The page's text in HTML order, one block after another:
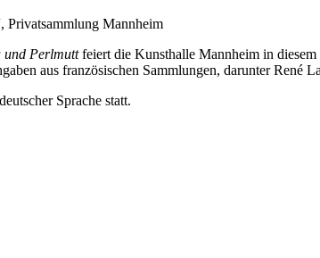
Privatsammlung Mannheim
und Perlmuttfeiert die Kunsthalle Mannheim in diesem
aus französischen Sammlungen, darunter René
Sprache statt.